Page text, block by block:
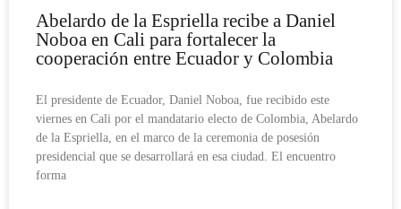
Abelardo de la Espriella recibe a Daniel
Noboa en Cali para fortalecer la
cooperación entre Ecuador y Colombia
El presidente de Ecuador, Daniel Noboa, fue recibido este
viernes en Cali por el mandatario electo de Colombia, Abelardo
de la Espriella, en el marco de la ceremonia de posesión
presidencial que se desarrollará en esa ciudad. El encuentro
forma